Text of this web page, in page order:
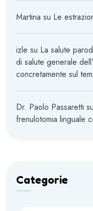
Martina su Le
izle su La salute
di salute generale
concretamente sul
Dr. Paolo Passaretti su
frenulotomia linguale
Categorie